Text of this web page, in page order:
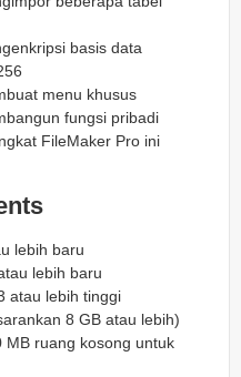
basis data
menu khusus
fungsi pribadi
FileMaker Pro ini
lebih baru
lebih baru
atau lebih tinggi
8 GB atau lebih)
MB ruang kosong untuk